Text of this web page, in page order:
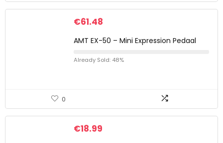
€61.48
AMT EX-50 – Mini Expression Pedaal
Already Sold: 48%
0
€18.99